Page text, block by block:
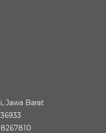
Jawa Barat